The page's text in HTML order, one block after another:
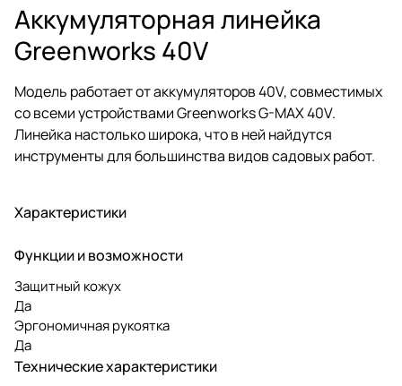
Аккумуляторная линейка
Greenworks 40V
Модель работает от аккумуляторов 40V, совместимых
со всеми устройствами Greenworks G-MAX 40V.
Линейка настолько широка, что в ней найдутся
инструменты для большинства видов садовых работ.
Характеристики
Функции и возможности
Защитный кожух
Да
Эргономичная рукоятка
Да
Технические характеристики